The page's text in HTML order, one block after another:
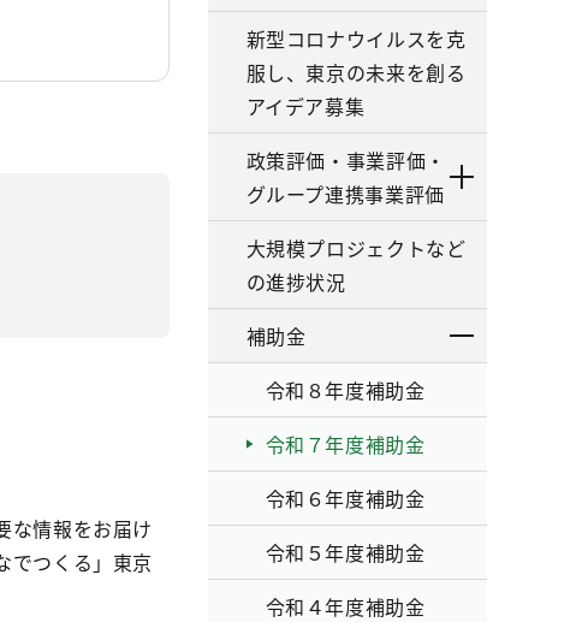
な情報をお届け
でつくる」東京
新型コロナウイルスを克
服し、東京の未来を創る
アイデア募集
政策評価・事業評価・
グループ連携事業評価
大規模プロジェクトなど
の進捗状況
補助金
令和８年度補助金
令和７年度補助金
令和６年度補助金
令和５年度補助金
令和４年度補助金